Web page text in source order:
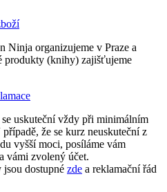
Ninja organizujeme v Praze a
produkty (knihy) zajišťujeme
uskuteční vždy při minimálním
že se kurz neuskuteční z
vyšší moci, posíláme vám
vámi zvolený účet.
dostupné zde a reklamační řád